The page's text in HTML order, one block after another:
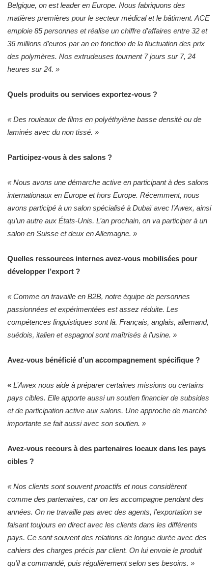
Belgique, on est leader en Europe. Nous fabriquons des
matières premières pour le secteur médical et le bâtiment. ACE
emploie 85 personnes et réalise un chiffre d’affaires entre 32 et
36 millions d’euros par an en fonction de la fluctuation des prix
des polymères. Nos extrudeuses tournent 7 jours sur 7, 24
heures sur 24. »
Quels produits ou services exportez-vous ?
« Des rouleaux de films en polyéthylène basse densité ou de
laminés avec du non tissé. »
Participez-vous à des salons ?
« Nous avons une démarche active en participant à des salons
internationaux en Europe et hors Europe. Récemment, nous
avons participé à un salon spécialisé à Dubaï avec l’Awex, ainsi
qu’un autre aux États-Unis. L’an prochain, on va participer à un
salon en Suisse et deux en Allemagne. »
Quelles ressources internes avez-vous mobilisées pour
développer l’export ?
« Comme on travaille en B2B, notre équipe de personnes
passionnées et expérimentées est assez réduite. Les
compétences linguistiques sont là. Français, anglais, allemand,
suédois, italien et espagnol sont maîtrisés à l’usine. »
Avez-vous bénéficié d’un accompagnement spécifique ?
« L’Awex nous aide à préparer certaines missions ou certains
pays cibles. Elle apporte aussi un soutien financier de subsides
et de participation active aux salons. Une approche de marché
importante se fait aussi avec son soutien. »
Avez-vous recours à des partenaires locaux dans les pays
cibles ?
« Nos clients sont souvent proactifs et nous considèrent
comme des partenaires, car on les accompagne pendant des
années. On ne travaille pas avec des agents, l’exportation se
faisant toujours en direct avec les clients dans les différents
pays. Ce sont souvent des relations de longue durée avec des
cahiers des charges précis par client. On lui envoie le produit
qu’il a commandé, puis régulièrement selon ses besoins. »